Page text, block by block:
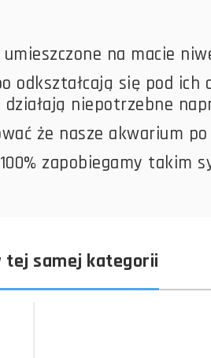
na macie
się pod
niepotrzebne
że nasze akwarium
zapobiegamy takim
tej samej kategorii